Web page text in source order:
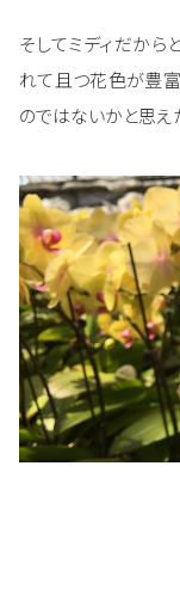
そしてミディだから
れて且つ花色が豊
のではないかと思え